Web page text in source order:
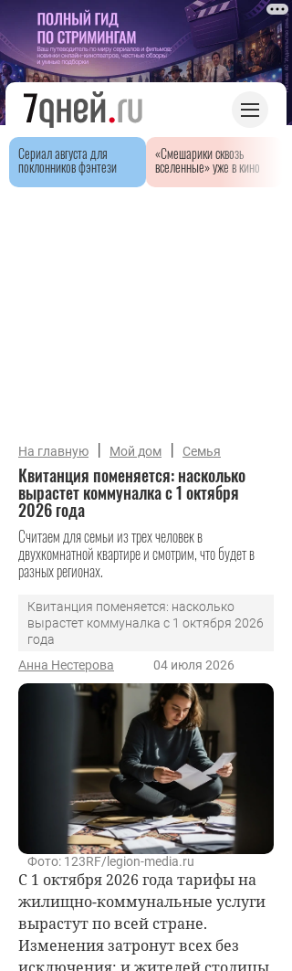
Сериал августа для
поклонников фэнтези
«Смешарики сквозь
вселенные» уже в кино
На главную | Мой дом | Семья
Квитанция поменяется: насколько
вырастет коммуналка с 1 октября
2026 года
Считаем для семьи из трех человек в
двухкомнатной квартире и смотрим, что будет в
разных регионах.
Квитанция поменяется: насколько
вырастет коммуналка с 1 октября 2026
года
Анна Нестерова
04 июля 2026
Фото: 123RF/legion-media.ru
С 1 октября 2026 года тарифы на
жилищно-коммунальные услуги
вырастут по всей стране.
Изменения затронут всех без